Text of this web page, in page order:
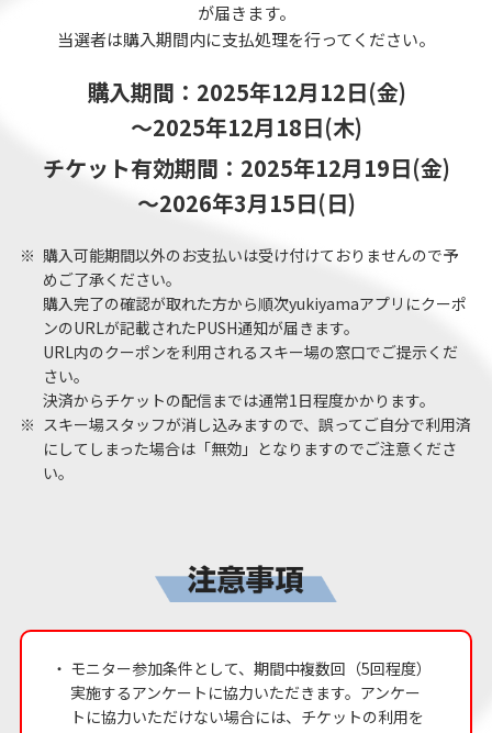
が届きます。
当選者は購入期間内に支払処理を行ってください。
購入期間：2025年12月12日(金)
～2025年12月18日(木)
チケット有効期間：2025年12月19日(金)
～2026年3月15日(日)
※ 購入可能期間以外のお支払いは受け付けておりませんので予
めご了承ください。
購入完了の確認が取れた方から順次yukiyamaアプリにクーポ
ンのURLが記載されたPUSH通知が届きます。
URL内のクーポンを利用されるスキー場の窓口でご提示くだ
さい。
決済からチケットの配信までは通常1日程度かかります。
※ スキー場スタッフが消し込みますので、誤ってご自分で利用済
にしてしまった場合は「無効」となりますのでご注意くださ
い。
・ モニター参加条件として、期間中複数回（5回程度）
実施するアンケートに協力いただきます。アンケー
トに協力いただけない場合には、チケットの利用を